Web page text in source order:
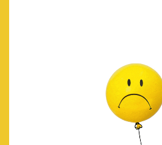
SERVILLETAS RENO
4.20 IVA